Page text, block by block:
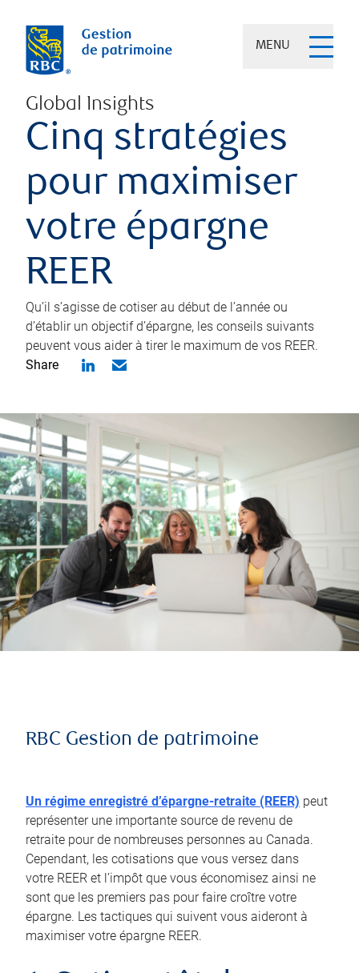
MENU
Global Insights
Cinq stratégies
pour maximiser
votre épargne
REER
Qu’il s’agisse de cotiser au début de l’année ou
d’établir un objectif d’épargne, les conseils suivants
peuvent vous aider à tirer le maximum de vos REER.
Share
RBC Gestion de patrimoine
Un régime enregistré d’épargne-retraite (REER) peut
représenter une importante source de revenu de
retraite pour de nombreuses personnes au Canada.
Cependant, les cotisations que vous versez dans
votre REER et l’impôt que vous économisez ainsi ne
sont que les premiers pas pour faire croître votre
épargne. Les tactiques qui suivent vous aideront à
maximiser votre épargne REER.